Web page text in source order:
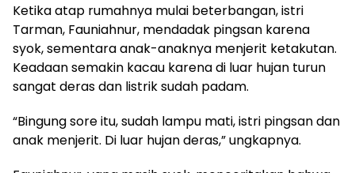
Ketika atap rumahnya mulai beterbangan, istri
Tarman, Fauniahnur, mendadak pingsan karena
syok, sementara anak-anaknya menjerit ketakutan.
Keadaan semakin kacau karena di luar hujan turun
sangat deras dan listrik sudah padam.
“Bingung sore itu, sudah lampu mati, istri pingsan dan
anak menjerit. Di luar hujan deras,” ungkapnya.